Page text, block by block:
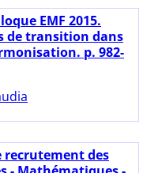
EMF 2015.
de transition dans
p. 982-
recrutement des